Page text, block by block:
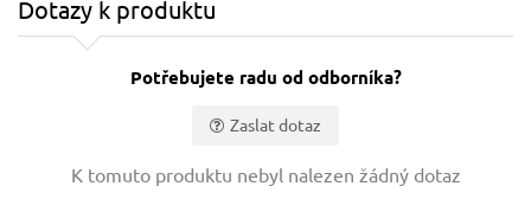
Dotazy k produktu
Potřebujete radu od odborníka?
Zaslat dotaz
K tomuto produktu nebyl nalezen žádný dotaz